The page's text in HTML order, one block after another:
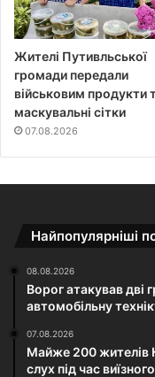
Жителі Путивльської
громади передали
військовим продукти
маскувальні сітки
07.08.2026
Найпопулярніші
08.08.2026
Ворог атакував
автомобільну
07.08.2026
Майже 200 жителів
слух під час